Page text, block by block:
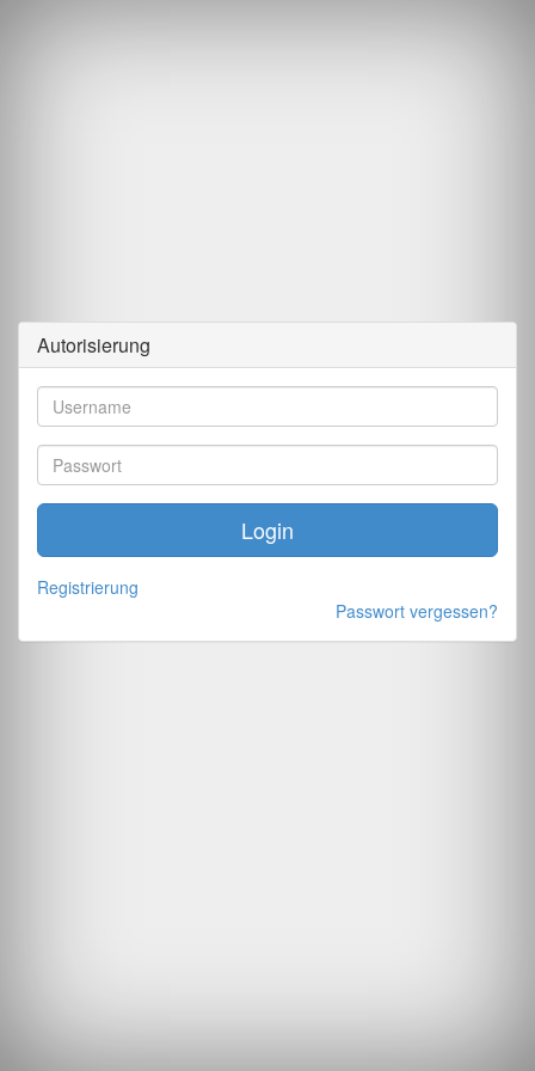
Autorisierung
Login
Registrierung
Passwort vergessen?